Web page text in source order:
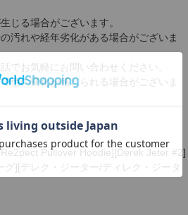
じる場合がございます。
汚れや経年劣化がある場合がございま
でお気軽にお問い合わせください。
色の変化が感じられる場合がございま
Pullover Hoodie][Derek Jeter #2]
][デレク・ジーター/ディレク・ジータ